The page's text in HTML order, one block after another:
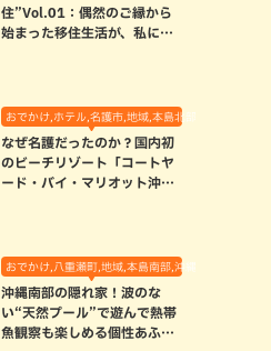
住”Vol.01：偶然のご縁から
始まった移住生活が、私にと
おでかけ,ホテル,名護市,地域,本島北部
なぜ名護だったのか？国内初
のビーチリゾート「コートヤ
ード・バイ・マリオット沖縄
おでかけ,八重瀬町,地域,本島南部,沖縄の海,自然
沖縄南部の隠れ家！波のな
い“天然プール”で遊んで熱帯
魚観察も楽しめる個性あふれ